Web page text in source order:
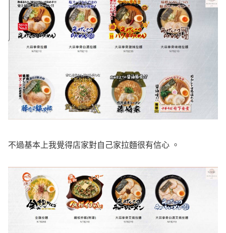
不過基本上我覺得店家對自己家拉麵很有信心 。